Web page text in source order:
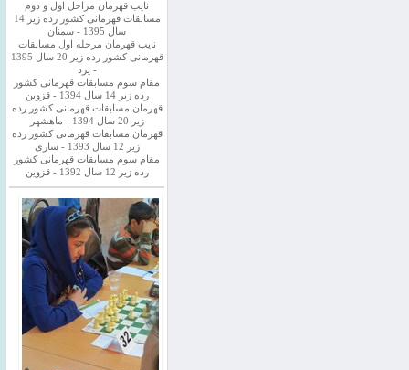
نایب قهرمان مراحل اول و دوم
مسابقات قهرمانی کشور رده زیر 14
سال 1395 - سمنان
نایب قهرمان مرحله اول مسابقات
قهرمانی کشور رده زیر 20 سال 1395
- یزد
مقام سوم مسابقات قهرمانی کشور
رده زیر 14 سال 1394 - قزوین
قهرمان مسابقات قهرمانی کشور رده
زیر 20 سال 1394 - ماهشهر
قهرمان مسابقات قهرمانی کشور رده
زیر 12 سال 1393 - ساری
مقام سوم مسابقات قهرمانی کشور
رده زیر 12 سال 1392 - قزوین